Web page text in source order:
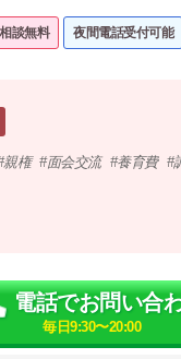
談無料 夜間電話受付可能
親権 面会交流 養育費
電話でお問い合
毎日9:30〜20:00